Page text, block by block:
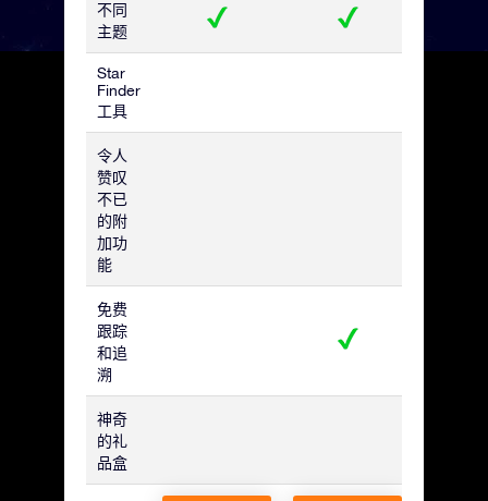
不同
主题
Star
Finder
工具
令人
赞叹
不已
的附
加功
能
免费
跟踪
和追
溯
神奇
的礼
品盒